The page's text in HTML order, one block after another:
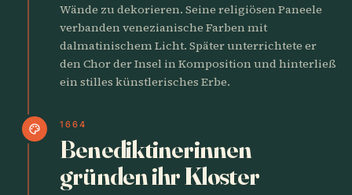
Wände zu dekorieren. Seine religiösen Paneele
verbanden venezianische Farben mit
dalmatinischem Licht. Später unterrichtete er
den Chor der Insel in Komposition und hinterließ
ein stilles künstlerisches Erbe.
palette 1664
Benediktinerinnen
gründen ihr Kloster